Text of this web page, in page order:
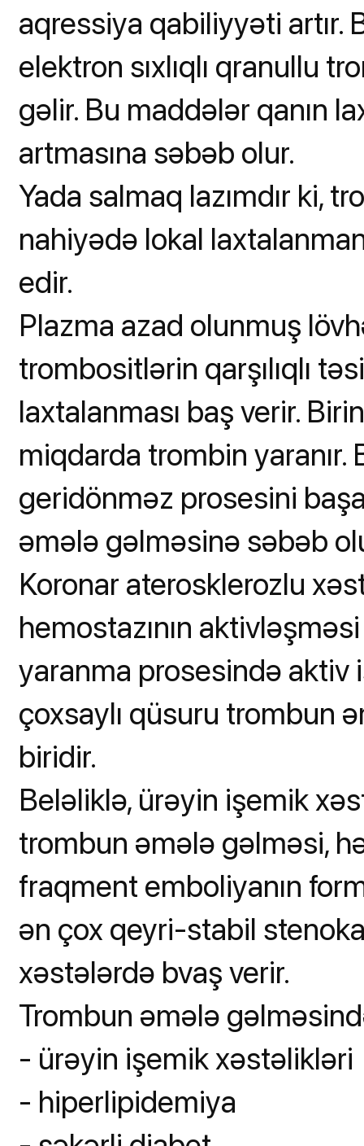
aqressiya qabiliyyəti
elektron sıxlıqlı qranullu
gəlir. Bu maddələr qanın
artmasına səbəb olur.
Yada salmaq lazımdır ki,
nahiyədə lokal
edir.
Plazma azad olunmuş
trombositlərin qarşılıqlı
laxtalanması baş verir.
miqdarda trombin
geridönməz prosesini
əmələ gəlməsinə səbəb
Koronar aterosklerozlu
hemostazının
yaranma prosesində aktiv
çoxsaylı qüsuru trombun
biridir.
Beləliklə, ürəyin işemik
trombun əmələ gəlməsi,
fraqment emboliyanın
ən çox qeyri-stabil
xəstələrdə bvaş verir.
Trombun əmələ
- ürəyin işemik xəstəlikləri
- hiperlipidemiya